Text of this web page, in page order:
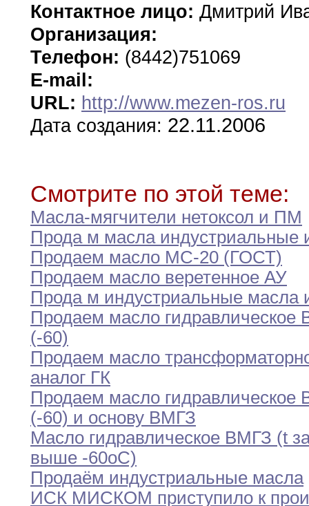
Контактное лицо: Дмитрий
Организация:
Телефон: (8442)751069
E-mail:
URL: http://www.mezen-ros.ru
Дата создания: 22.11.2006
Смотрите по этой теме:
Масла-мягчители нетоксол и ПМ
Прода м масла индустриальные
Продаем масло МС-20 (ГОСТ)
Продаем масло веретенное АУ
Прода м индустриальные масла
Продаем масло гидравлическое
(-60)
Продаем масло
аналог ГК
Продаем масло гидравлическое
(-60) и основу ВМГЗ
Масло гидравлическое ВМГЗ (t
выше -60оС)
Продаём индустриальные масла
ИСК МИСКОМ приступило к